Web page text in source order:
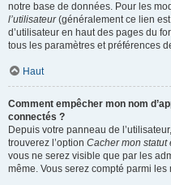
notre base de données. Pour les
l’utilisateur(généralement ce lien
d’utilisateur en haut des pages du
tous les paramètres et préférences
Haut
Comment empêcher mon nom
connectés ?
Depuis votre panneau de
trouverez l’option Cacher mon statut
vous ne serez visible que par les
même. Vous serez compté parmi